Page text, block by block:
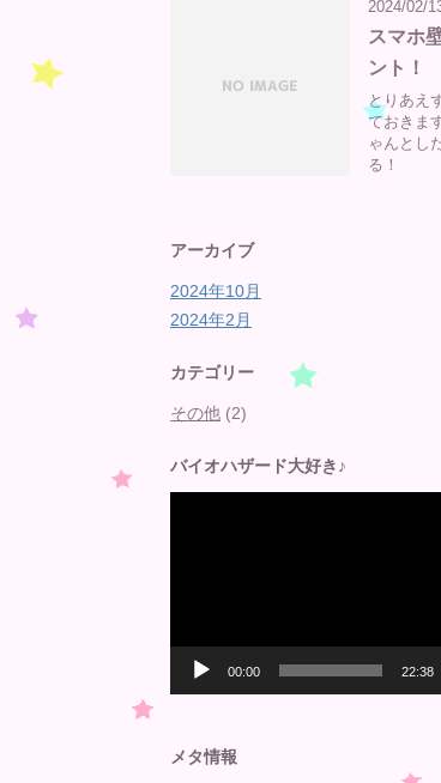
2024/02/
スマホ
ント！
とりあえ
ておきま
ゃんとし
る！
アーカイブ
2024年10月
2024年2月
カテゴリー
その他 (2)
バイオハザード大好き♪
ー
00:00 22:38
メタ情報